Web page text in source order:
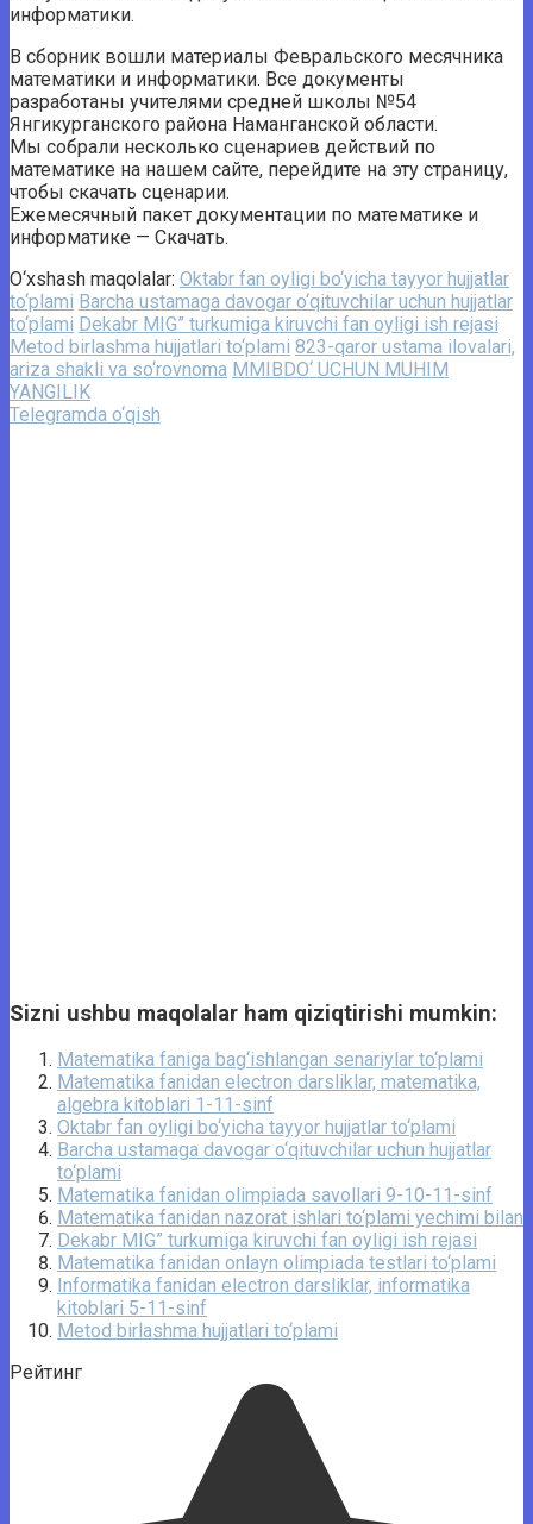
информатики.
В сборник вошли материалы Февральского месячника
математики и информатики. Все документы
разработаны учителями средней школы №54
Янгикурганского района Наманганской области.
Мы собрали несколько сценариев действий по
математике на нашем сайте, перейдите на эту страницу,
чтобы скачать сценарии.
Ежемесячный пакет документации по математике и
информатике — Скачать.
O‘xshash maqolalar: Oktabr fan oyligi bo‘yicha tayyor hujjatlar
to‘plami Barcha ustamaga davogar o‘qituvchilar uchun hujjatlar
to‘plami Dekabr MIG” turkumiga kiruvchi fan oyligi ish rejasi
Metod birlashma hujjatlari to‘plami 823-qaror ustama ilovalari,
ariza shakli va so‘rovnoma MMIBDO‘ UCHUN MUHIM
YANGILIK
Telegramda o‘qish
Sizni ushbu maqolalar ham qiziqtirishi mumkin:
Matematika faniga bag‘ishlangan senariylar to‘plami
Matematika fanidan electron darsliklar, matematika,
algebra kitoblari 1-11-sinf
Oktabr fan oyligi bo‘yicha tayyor hujjatlar to‘plami
Barcha ustamaga davogar o‘qituvchilar uchun hujjatlar
to‘plami
Matematika fanidan olimpiada savollari 9-10-11-sinf
Matematika fanidan nazorat ishlari to‘plami yechimi bilan
Dekabr MIG” turkumiga kiruvchi fan oyligi ish rejasi
Matematika fanidan onlayn olimpiada testlari to‘plami
Informatika fanidan electron darsliklar, informatika
kitoblari 5-11-sinf
Metod birlashma hujjatlari to‘plami
Рейтинг